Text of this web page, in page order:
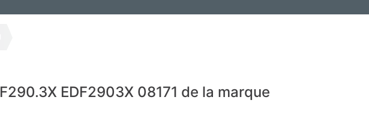
EDF2903X 08171 de la marque